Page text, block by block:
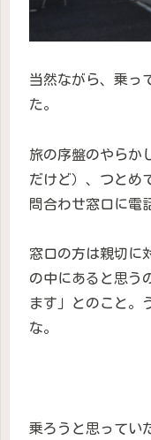
当然ながら、乗っ
た。
旅の序盤のやらか
だけど）、つとめ
問合わせ窓口に電
窓口の方は親切に
の中にあると思う
ます」とのこと。
な。
乗ろうと思ってい